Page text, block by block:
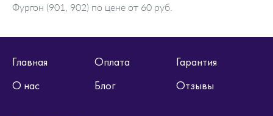
Фургон (901, 902) по цене от 60 руб.
Главная Оплата
Гарантия
О нас
Блог Отзывы